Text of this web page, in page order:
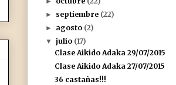
► septiembre (22)
► agosto (2)
▼julio (17)
Clase Aikido Adaka 29/07/2015
Clase Aikido Adaka 27/07/2015
36 castañas!!!